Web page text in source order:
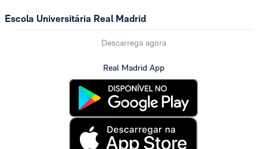
Escola Universitária Real Madrid
Descarrega agora
Real Madrid App